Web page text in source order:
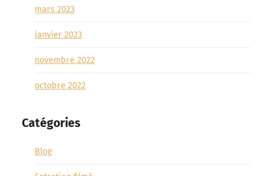
mars 2023
janvier 2023
novembre 2022
octobre 2022
Catégories
Blog